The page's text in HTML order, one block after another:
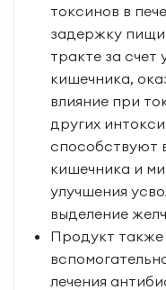
токсинов в
задержку
тракте за счет
кишечника,
влияние при
других
способствуют
кишечника и
улучшения
выделение
Продукт также
лечения